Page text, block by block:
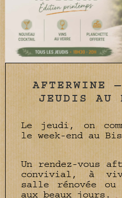
AFTERWINE
JEUDIS AU
Le jeudi, on
le week-end au
Un rendez-vous
convivial, à
salle rénovée
aux beaux jours.